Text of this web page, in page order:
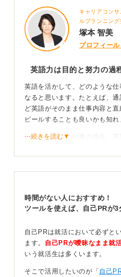
キャリアコン
ルプランニング
塚本 智美
プロフィール
英語力は目的と努力の過
英語を活かして、どのような
なると思います。たとえば、
ど英語がそのまま仕事内容と
ピールすることも良いかも知れ
しかし、多くの仕事の場合、英
質になることが多いです。
語はやったほうがいい」と表現
す。
よう
⋯続きを読む▼
時間がない人におすすめ！
ツールを使えば、自己PRが
自己PRは就活において必ずと
ます。 自己PRが曖昧なまま就
いう就活生は多くいます。
そこで活用したいのが「 自己